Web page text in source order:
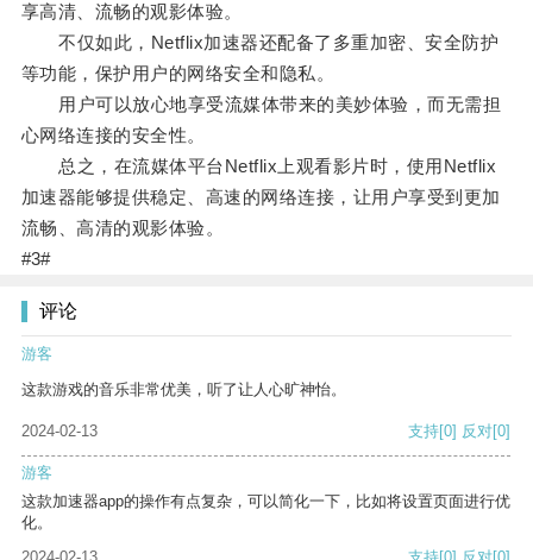
享高清、流畅的观影体验。
不仅如此，Netflix加速器还配备了多重加密、安全防护
等功能，保护用户的网络安全和隐私。
用户可以放心地享受流媒体带来的美妙体验，而无需担
心网络连接的安全性。
总之，在流媒体平台Netflix上观看影片时，使用Netflix
加速器能够提供稳定、高速的网络连接，让用户享受到更加
流畅、高清的观影体验。
#3#
评论
游客
这款游戏的音乐非常优美，听了让人心旷神怡。
2024-02-13 支持[0] 反对[0]
游客
这款加速器app的操作有点复杂，可以简化一下，比如将设置页面进行优
化。